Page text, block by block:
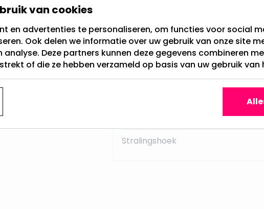
een
worden,
de LED buis, dan
wij
Sensor
Type
Type armatuur
Stralingshoek
van cookies
en advertenties te personaliseren, om functies voor social
Ook delen we informatie over uw gebruik van onze site
Deze partners kunnen deze gegevens combineren
of die ze hebben verzameld op basis van uw gebruik van